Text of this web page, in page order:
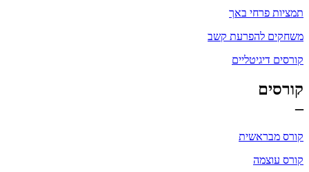
תמציות פרחי באך
משחקים להפרעת קשב
קורסים דיגיטליים
קורסים
–
קורס מבראשית
קורס עוצמה